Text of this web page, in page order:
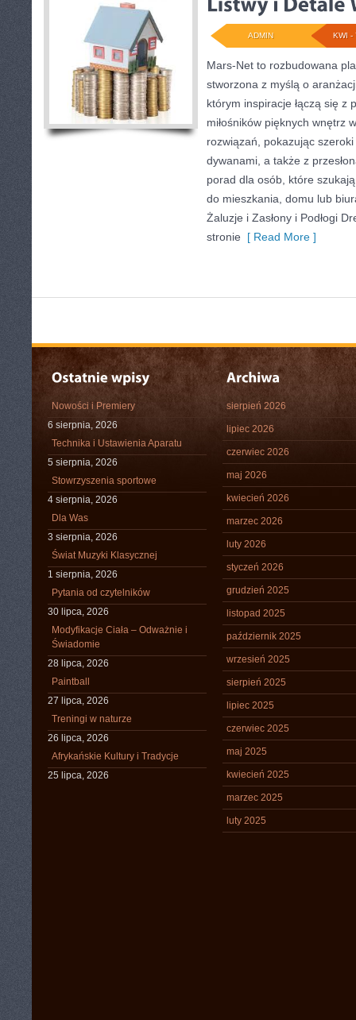
KWI -
ADMIN
Mars-Net to rozbudowana
stworzona z myślą o
którym inspiracje łączą się z
miłośników pięknych wnętrz
rozwiązań, pokazując
dywanami, a także z
porad dla osób, które
do mieszkania, domu lub
Żaluzje i Zasłony i Podłogi
stronie [ Read More ]
Nowości i Premiery
6 sierpnia, 2026
Technika i Ustawienia Aparatu
5 sierpnia, 2026
Stowrzyszenia sportowe
4 sierpnia, 2026
Dla Was
3 sierpnia, 2026
Świat Muzyki Klasycznej
1 sierpnia, 2026
Pytania od czytelników
30 lipca, 2026
Modyfikacje Ciała – Odważnie i
Świadomie
28 lipca, 2026
Paintball
27 lipca, 2026
Treningi w naturze
26 lipca, 2026
Afrykańskie Kultury i Tradycje
25 lipca, 2026
sierpień 2026
lipiec 2026
czerwiec 2026
maj 2026
kwiecień 2026
marzec 2026
luty 2026
styczeń 2026
grudzień 2025
listopad 2025
październik 2025
wrzesień 2025
sierpień 2025
lipiec 2025
czerwiec 2025
maj 2025
kwiecień 2025
marzec 2025
luty 2025